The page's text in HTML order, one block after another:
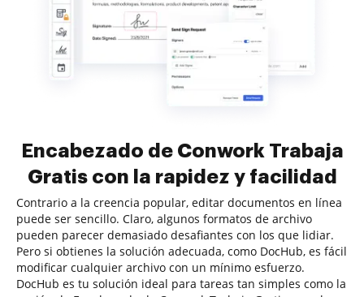
Encabezado de Conwork Trabaja
Gratis con la rapidez y facilidad
Contrario a la creencia popular, editar documentos en línea
puede ser sencillo. Claro, algunos formatos de archivo
pueden parecer demasiado desafiantes con los que lidiar.
Pero si obtienes la solución adecuada, como DocHub, es fácil
modificar cualquier archivo con un mínimo esfuerzo.
DocHub es tu solución ideal para tareas tan simples como la